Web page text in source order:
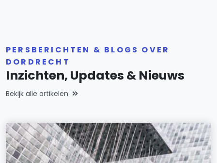
PERSBERICHTEN & BLOGS OVER
DORDRECHT
Inzichten, Updates & Nieuws
Bekijk alle artikelen